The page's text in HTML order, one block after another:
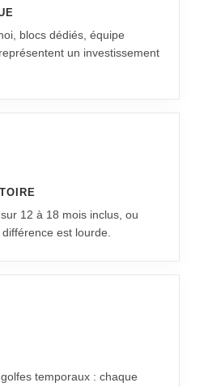
blocs dédiés, équipe
un investissement
12 à 18 mois inclus, ou
est lourde.
temporaux : chaque